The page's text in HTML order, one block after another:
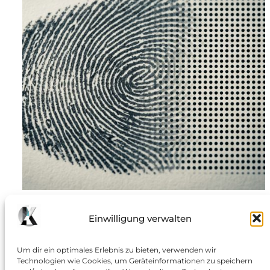
Einwilligung verwalten
Um dir ein optimales Erlebnis zu bieten, verwenden wir
Technologien wie Cookies, um Geräteinformationen zu speichern
Der Mensch stört
rechtsstaatliches Ermessen bedrohen: Ein Grundstück
am Ortsrand, unmittelbar an der Grenze zum